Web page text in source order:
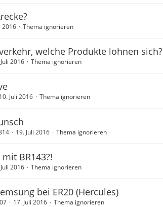
2016 Thema ignorieren
welche Produkte lohnen sich?
2016 Thema ignorieren
10. Juli 2016 Thema ignorieren
19. Juli 2016 Thema ignorieren
BR143?!
2016 Thema ignorieren
bei ER20 (Hercules)
17. Juli 2016 Thema ignorieren